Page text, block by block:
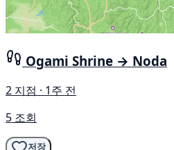
Ogami Shrine → Noda
2 지점 · 1주 전
5 조회
저장